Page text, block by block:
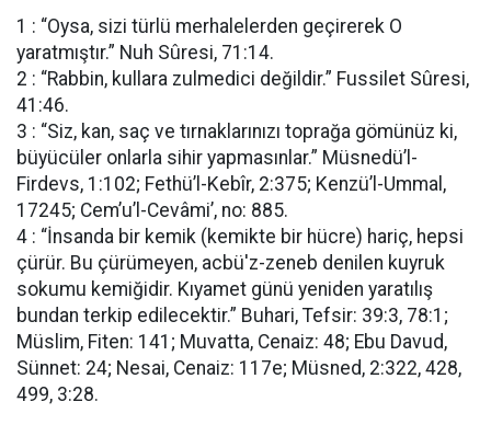
1 : “Oysa, sizi türlü merhalelerden geçirerek O
yaratmıştır.” Nuh Sûresi, 71:14.
2 : “Rabbin, kullara zulmedici değildir.” Fussilet Sûresi,
41:46.
3 : “Siz, kan, saç ve tırnaklarınızı toprağa gömünüz ki,
büyücüler onlarla sihir yapmasınlar.” Müsnedü’l-
Firdevs, 1:102; Fethü’l-Kebîr, 2:375; Kenzü’l-Ummal,
17245; Cem’u’l-Cevâmi’, no: 885.
4 : “İnsanda bir kemik (kemikte bir hücre) hariç, hepsi
çürür. Bu çürümeyen, acbü'z-zeneb denilen kuyruk
sokumu kemiğidir. Kıyamet günü yeniden yaratılış
bundan terkip edilecektir.” Buhari, Tefsir: 39:3, 78:1;
Müslim, Fiten: 141; Muvatta, Cenaiz: 48; Ebu Davud,
Sünnet: 24; Nesai, Cenaiz: 117e; Müsned, 2:322, 428,
499, 3:28.